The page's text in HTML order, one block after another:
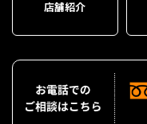
店舗紹介